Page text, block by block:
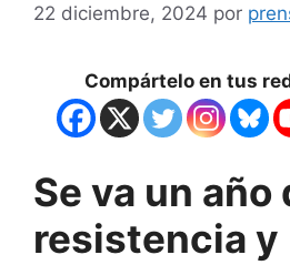
22 diciembre, 2024 por
Compártelo en tus
Se va un año
resistencia y